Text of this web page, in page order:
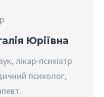
Юріївна
лікар-психіатр
психолог,